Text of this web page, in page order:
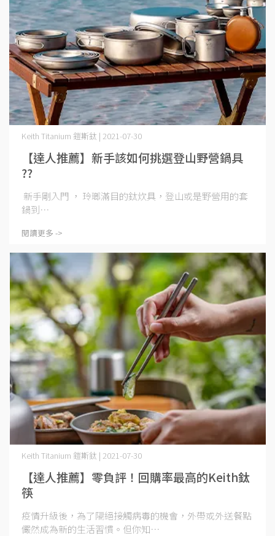
【達人推薦】新手該如何挑選登山野營鍋具
??
Keith Titanium 鎧斯鈦 | 2021-07-30
新手剛入門 ， 玲瑯滿目的鈦炊具，登山或是野營用的套
鍋到⋯
閱讀更多 ->
【達人推薦】零負評！回購率最高的Keith鈦
筷
Keith Titanium 鎧斯鈦 | 2021-07-30
疫情升級後，為了隔絕接觸病毒的機會，外帶或外送餐點
儼然成為新的生活習慣。但你知⋯